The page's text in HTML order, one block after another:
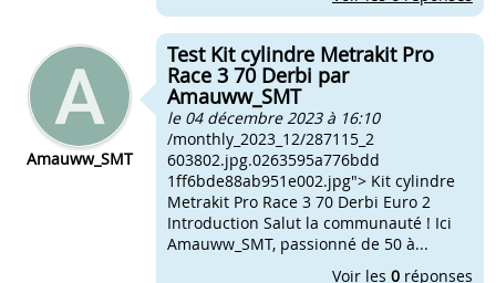
Amauww_SMT
Test Kit cylindre Metrakit Pro
Race 3 70 Derbi par
Amauww_SMT
le 04 décembre 2023 à 16:10
/monthly_2023_12/287115_2
603802.jpg.0263595a776bdd
1ff6bde88ab951e002.jpg"> Kit cylindre
Metrakit Pro Race 3 70 Derbi Euro 2
Introduction Salut la communauté ! Ici
Amauww_SMT, passionné de 50 à...
Voir les 0 réponses